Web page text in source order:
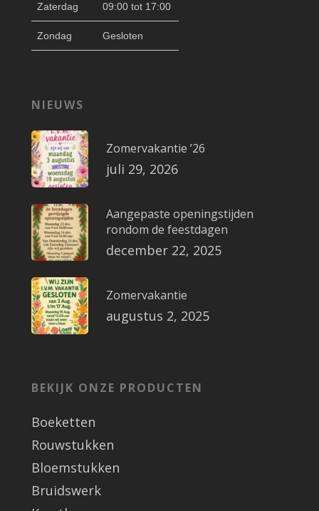
Zaterdag 09:00 tot 17:00
Zondag Gesloten
NIEUWS
Zomervakantie ’26
juli 29, 2026
Aangepaste openingstijden
rondom de feestdagen
december 22, 2025
Zomervakantie
augustus 2, 2025
BEKIJK ONZE PRODUCTEN
Boeketten
Rouwstukken
Bloemstukken
Bruidswerk